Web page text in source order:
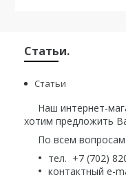
Статьи.
Статьи
Наш интернет-
хотим предложить
По всем вопросам
тел. +7 (702)
контактный e-